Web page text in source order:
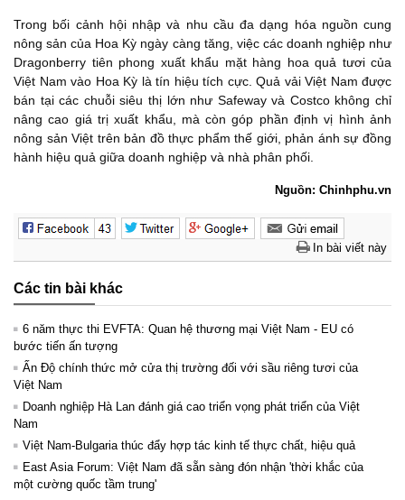
Trong bối cảnh hội nhập và nhu cầu đa dạng hóa nguồn cung
nông sản của Hoa Kỳ ngày càng tăng, việc các doanh nghiệp như
Dragonberry tiên phong xuất khẩu mặt hàng hoa quả tươi của
Việt Nam vào Hoa Kỳ là tín hiệu tích cực. Quả vải Việt Nam được
bán tại các chuỗi siêu thị lớn như Safeway và Costco không chỉ
nâng cao giá trị xuất khẩu, mà còn góp phần định vị hình ảnh
nông sản Việt trên bản đồ thực phẩm thế giới, phản ánh sự đồng
hành hiệu quả giữa doanh nghiệp và nhà phân phối.
Nguồn: Chinhphu.vn
In bài viết này
Các tin bài khác
6 năm thực thi EVFTA: Quan hệ thương mại Việt Nam - EU có
bước tiến ấn tượng
Ấn Độ chính thức mở cửa thị trường đối với sầu riêng tươi của
Việt Nam
Doanh nghiệp Hà Lan đánh giá cao triển vọng phát triển của Việt
Nam
Việt Nam-Bulgaria thúc đẩy hợp tác kinh tế thực chất, hiệu quả
East Asia Forum: Việt Nam đã sẵn sàng đón nhận 'thời khắc của
một cường quốc tầm trung'